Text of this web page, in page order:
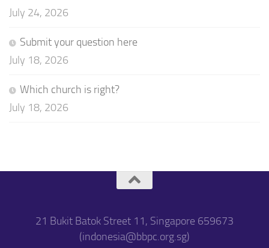
July 24, 2026
Submit your question here
July 18, 2026
Which church is right?
July 18, 2026
21 Bukit Batok Street 11, Singapore 659673
(indonesia@bbpc.org.sg)